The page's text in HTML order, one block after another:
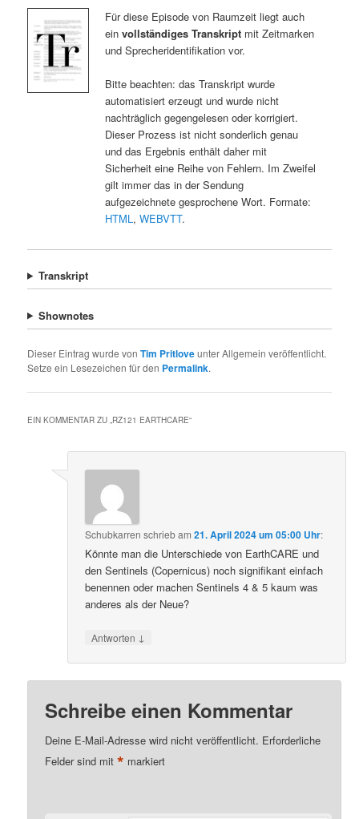
Für diese Episode von Raumzeit liegt auch
ein vollständiges Transkriptmit Zeitmarken
und Sprecheridentifikation vor.
Bitte beachten: das Transkript wurde
automatisiert erzeugt und wurde nicht
nachträglich gegengelesen oder korrigiert.
Dieser Prozess ist nicht sonderlich genau
und das Ergebnis enthält daher mit
Sicherheit eine Reihe von Fehlern. Im Zweifel
gilt immer das in der Sendung
aufgezeichnete gesprochene Wort. Formate:
HTML, WEBVTT.
Transkript
Shownotes
Dieser Eintrag wurde vonTim Pritloveunter Allgemein veröffentlicht.
Setze ein Lesezeichen für den Permalink.
EIN KOMMENTAR ZU „RZ121 EARTHCARE“
Schubkarren schriebam21. April 2024 um 05:00 Uhr:
Könnte man die Unterschiede von EarthCARE und
den Sentinels (Copernicus) noch signifikant einfach
benennen oder machen Sentinels 4 & 5 kaum was
anderes als der Neue?
Antworten ↓
Schreibe einen Kommentar
Deine E-Mail-Adresse wird nicht veröffentlicht. Erforderliche
Felder sind mit* markiert